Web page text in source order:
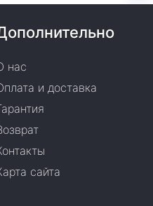
нас
и доставка
сайта